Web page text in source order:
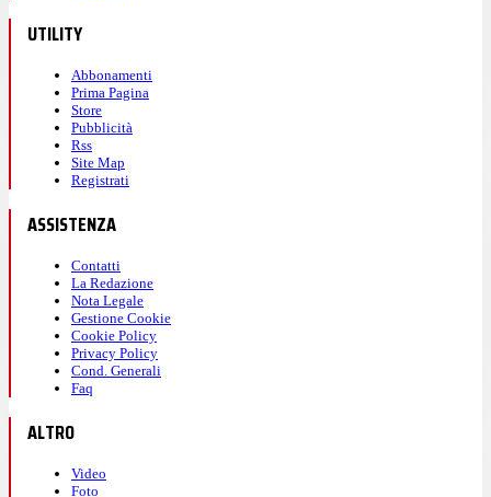
UTILITY
Abbonamenti
Prima Pagina
Store
Pubblicità
Rss
Site Map
Registrati
ASSISTENZA
Contatti
La Redazione
Nota Legale
Gestione Cookie
Cookie Policy
Privacy Policy
Cond. Generali
Faq
ALTRO
Video
Foto